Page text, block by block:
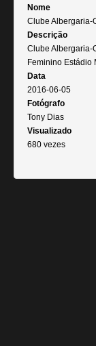
Nome
Clube Albergaria-
Descrição
Clube Albergaria-
Feminino Estádio
Data
2016-06-05
Fotógrafo
Tony Dias
Visualizado
680 vezes